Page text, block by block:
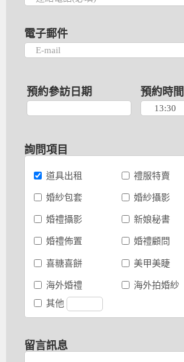
電子郵件
預約參訪日期 預約時間
詢問項目
道具出租
禮服特賣
婚紗包套
婚紗攝影
婚禮攝影
新娘秘書
婚禮佈置
婚禮顧問
喜糖喜餅
美甲美睫
海外婚禮
海外拍婚紗
其他
留言訊息